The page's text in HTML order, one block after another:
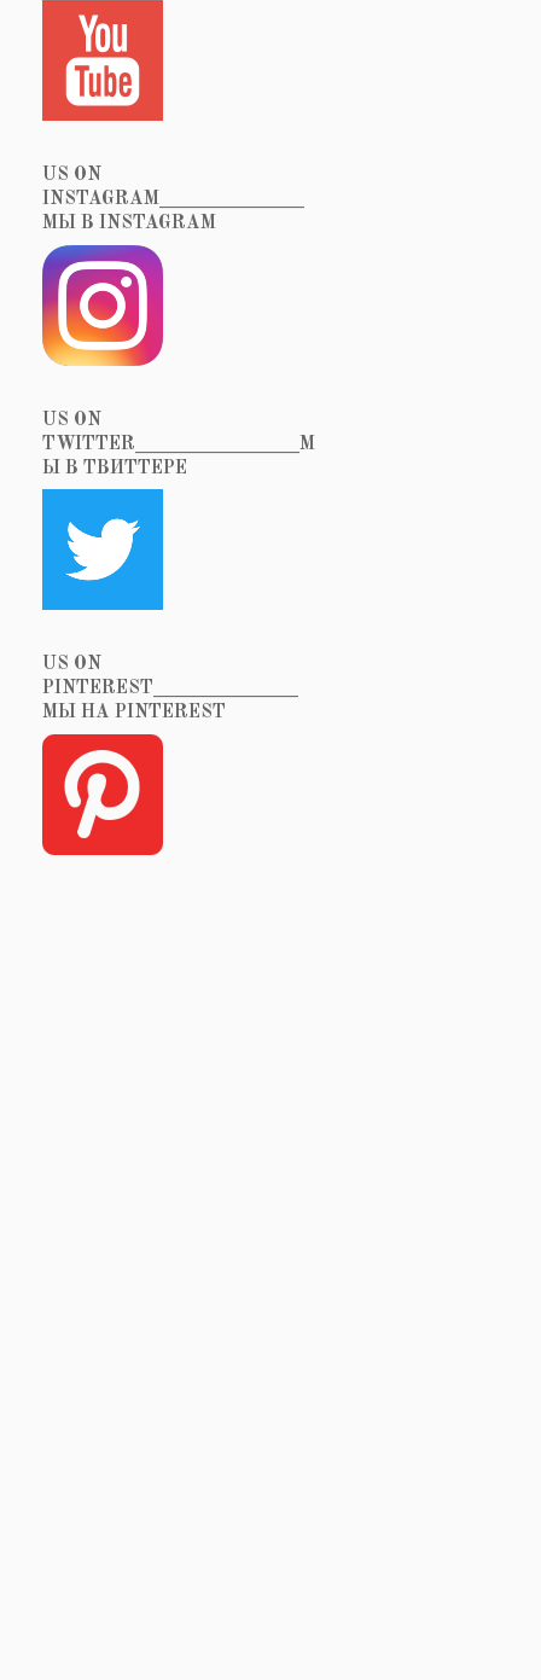
US ON
INSTAGRAM_______________
МЫ В INSTAGRAM
US ON
TWITTER_________________М
Ы В ТВИТТЕРЕ
US ON
PINTEREST_______________
МЫ НА PINTEREST